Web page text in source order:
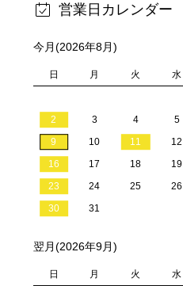
営業日カレンダー
今月(2026年8月)
日 月 火 水
2
3 4 5
9
10 11 12
16
17 18 19
23
24 25 26
30
31
翌月(2026年9月)
日 月 火 水